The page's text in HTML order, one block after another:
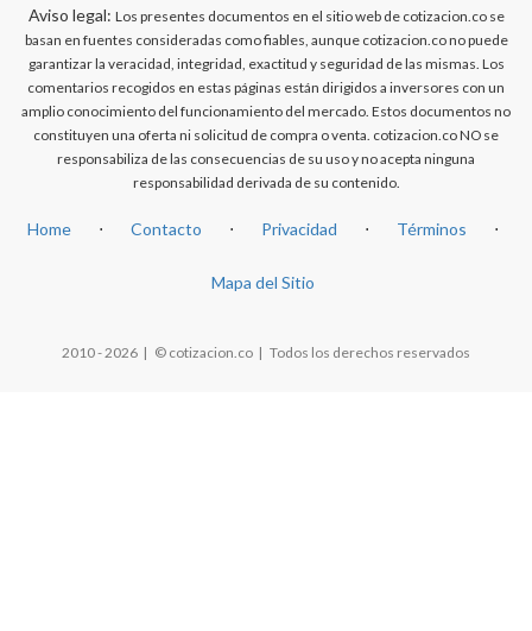
Aviso legal: Los presentes documentos en el sitio web de cotizacion.co se
basan en fuentes consideradas como fiables, aunque cotizacion.co no puede
garantizar la veracidad, integridad, exactitud y seguridad de las mismas. Los
comentarios recogidos en estas páginas están dirigidos a inversores con un
amplio conocimiento del funcionamiento del mercado. Estos documentos no
constituyen una oferta ni solicitud de compra o venta. cotizacion.co NO se
responsabiliza de las consecuencias de su uso y no acepta ninguna
responsabilidad derivada de su contenido.
Home ⋅ Contacto ⋅ Privacidad ⋅ Términos ⋅
Mapa del Sitio
2010 - 2026 | © cotizacion.co | Todos los derechos reservados